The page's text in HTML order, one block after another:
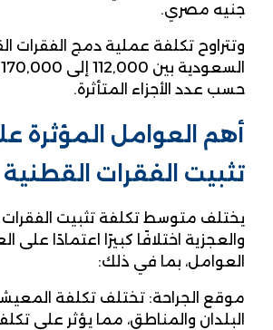
جنيه مصري.
وتتراوح تكلفة عملية دمج الفقرات
حسب عدد الأجزاء المتأثرة.​
أهم العوامل المؤثرة
تثبيت الفقرات
يختلف متوسط ​​تكلفة تثبيت الفقرات
والعجزية اختلافًا كبيرًا اعتمادًا على
العوامل، بما في ذلك:
موقع الجراحة: تختلف تكلفة
البلدان والمناطق، مما يؤثر على